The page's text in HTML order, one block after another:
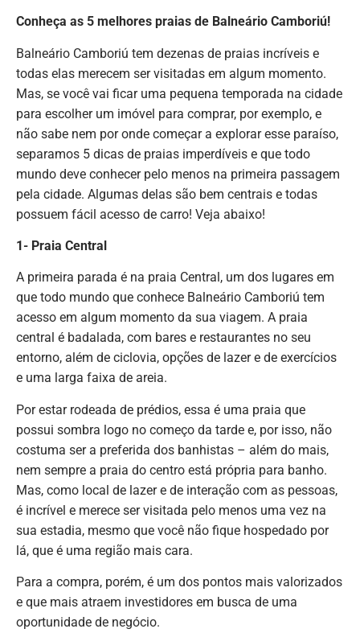
Conheça as 5 melhores praias de Balneário Camboriú!
Balneário Camboriú tem dezenas de praias incríveis e
todas elas merecem ser visitadas em algum momento.
Mas, se você vai ficar uma pequena temporada na cidade
para escolher um imóvel para comprar, por exemplo, e
não sabe nem por onde começar a explorar esse paraíso,
separamos 5 dicas de praias imperdíveis e que todo
mundo deve conhecer pelo menos na primeira passagem
pela cidade. Algumas delas são bem centrais e todas
possuem fácil acesso de carro! Veja abaixo!
1- Praia Central
A primeira parada é na praia Central, um dos lugares em
que todo mundo que conhece Balneário Camboriú tem
acesso em algum momento da sua viagem. A praia
central é badalada, com bares e restaurantes no seu
entorno, além de ciclovia, opções de lazer e de exercícios
e uma larga faixa de areia.
Por estar rodeada de prédios, essa é uma praia que
possui sombra logo no começo da tarde e, por isso, não
costuma ser a preferida dos banhistas – além do mais,
nem sempre a praia do centro está própria para banho.
Mas, como local de lazer e de interação com as pessoas,
é incrível e merece ser visitada pelo menos uma vez na
sua estadia, mesmo que você não fique hospedado por
lá, que é uma região mais cara.
Para a compra, porém, é um dos pontos mais valorizados
e que mais atraem investidores em busca de uma
oportunidade de negócio.